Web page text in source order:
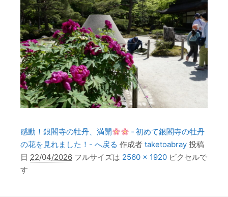
感動！銀閣寺の牡丹、満開
‐ 初めて銀閣寺の牡丹
の花を見れました！- へ戻る 作成者 taketoabray 投稿
日 22/04/2026 フルサイズは 2560 × 1920 ピクセルで
す